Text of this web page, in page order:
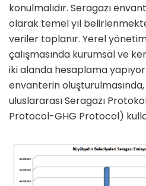
konulmalıdır. Seragazı
olarak temel yıl
veriler toplanır. Yerel
çalışmasında kurumsal ve
iki alanda hesaplama
envanterin oluşturulmasında,
uluslararası Seragazı
Protocol-GHG Protocol)